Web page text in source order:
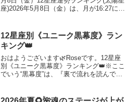
座)2026年5月8日（金）は、月が16:27に山
以降は「自由・個性・つなが...
12星座別《ユニーク黒幕度》ラン
キング👑
おはようございます🌿Roseです。12星座
別《ユニーク黒幕度》ランキング👑※ここ
でいう“黒幕度”は、『裏で流れを読んで動
たランキングです🖤1位 蠍座♏完全なる“影